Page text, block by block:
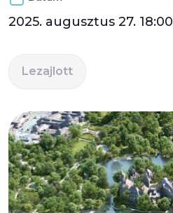
2025. augusztus 27. 18:00
Lezajlott